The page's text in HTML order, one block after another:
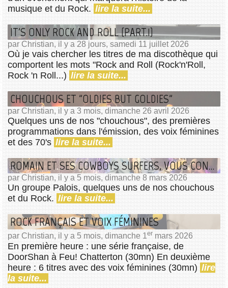
musique et du Rock. lire la suite...
IT'S ONLY ROCK AND ROLL (PART.1)
par Christian, il y a 28 jours, samedi 11 juillet 2026
Où je vais chercher les titres de ma discothèque qui
comportent les mots "Rock and Roll (Rock'n'Roll,
Rock 'n Roll...) lire la suite...
CHOUCHOUS ET "OLDIES BUT GOLDIES"
par Christian, il y a 3 mois, dimanche 26 avril 2026
Quelques uns de nos "chouchous", des premières
programmations dans l'émission, des voix féminines
et des 70's lire la suite...
ROMAIN ET SES COWBOYS SURFERS, VOUS CONNAISSEZ ?
par Christian, il y a 5 mois, dimanche 8 mars 2026
Un groupe Palois, quelques uns de nos chouchous
et du Rock. lire la suite...
ROCK FRANÇAIS ET VOIX FÉMININES
par Christian, il y a 5 mois, dimanche 1er mars 2026
En première heure : une série française, de
DoorShan à Feu! Chatterton (30mn) En deuxième
heure : 6 titres avec des voix féminines (30mn) lire
la suite...